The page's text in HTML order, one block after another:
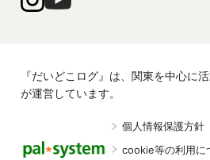
『だいどこログ』は、関東を中心に
が運営しています。
個人情報保護方針
cookie等の利用に